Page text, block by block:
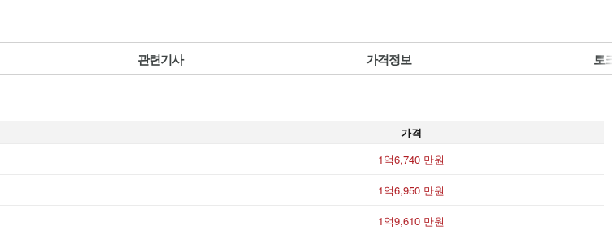
관련기사 가격정보 토
가격
1억6,740 만원
1억6,950 만원
1억9,610 만원